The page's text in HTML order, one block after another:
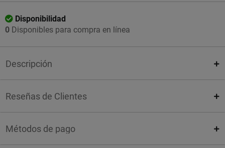
Disponibilidad
0 Disponibles para compra en línea
Descripción
Reseñas de Clientes
Métodos de pago